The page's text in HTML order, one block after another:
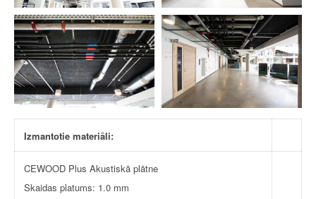
Izmantotie materiāli:
CEWOOD Plus Akustiskā plātne
Skaidas platums: 1.0 mm